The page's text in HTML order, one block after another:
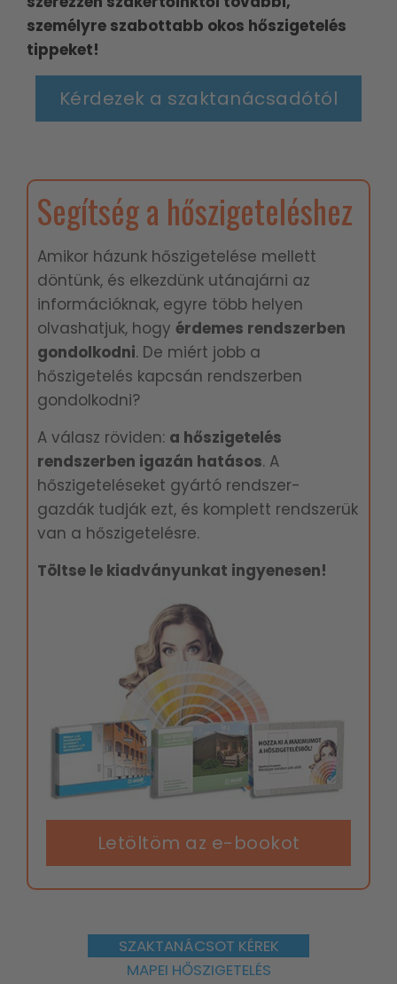
személyre szabottabb okos hőszigetelés
tippeket!
Kérdezek a szaktanácsadótól
Segítség a hőszigeteléshez
Amikor házunk hőszigetelése mellett
döntünk, és elkezdünk utánajárni az
információknak, egyre több helyen
olvashatjuk, hogy érdemes rendszerben
gondolkodni. De miért jobb a
hőszigetelés kapcsán rendszerben
gondolkodni?
A válasz röviden: a hőszigetelés
rendszerben igazán hatásos. A
hőszigeteléseket gyártó rendszer-
gazdák tudják ezt, és komplett rendszerük
van a hőszigetelésre.
Töltse le kiadványunkat ingyenesen!
Letöltöm az e-bookot
SZAKTANÁCSOT KÉREK
MAPEI HŐSZIGETELÉS